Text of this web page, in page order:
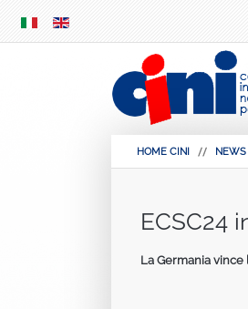
MENU
HOME CINI
ECSC24
La Germania vince